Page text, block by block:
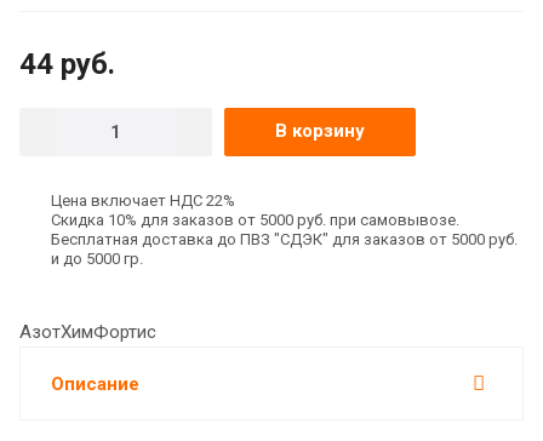
44 руб.
В корзину
Цена включает НДС 22%
Скидка 10% для заказов от 5000 руб. при самовывозе.
Бесплатная доставка до ПВЗ "СДЭК" для заказов от 5000 руб.
и до 5000 гр.
АзотХимФортис
Описание